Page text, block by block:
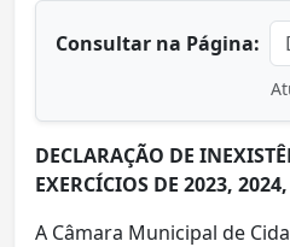
Consultar na Página:
DECLARAÇÃO DE
EXERCÍCIOS DE 2023,
A Câmara Municipal de